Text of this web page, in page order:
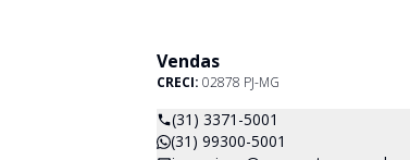
Vendas
CRECI: 02878 PJ-MG
(31) 3371-5001
(31) 99300-5001